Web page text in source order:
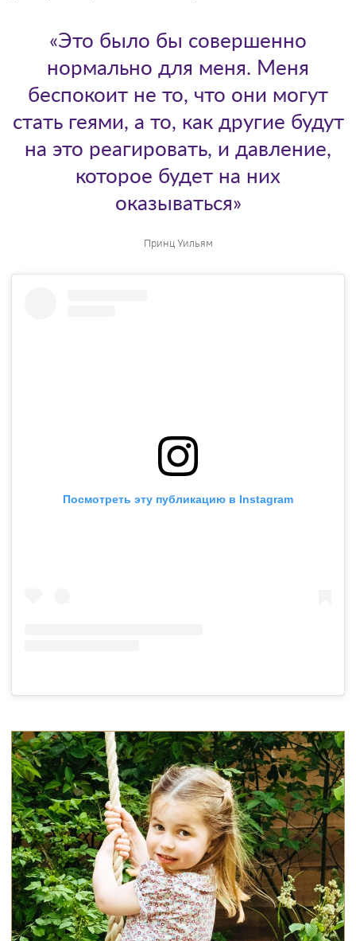
Принц Уильям
«Это было бы совершенно
нормально для меня. Меня
беспокоит не то, что они могут
стать геями, а то, как другие будут
на это реагировать, и давление,
которое будет на них
оказываться»
Посмотреть эту публикацию в Instagram